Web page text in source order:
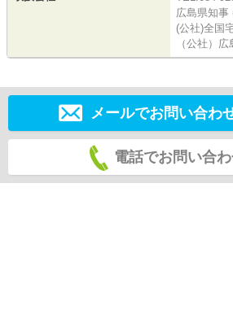
広島県知事
(公社)全国
（公社）
メールでお問い合わ
電話でお問い合